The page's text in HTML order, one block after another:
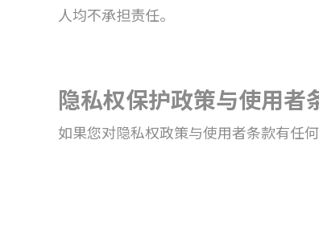
人均不承担责任。
隐私权保护政策与使用者
如果您对隐私权政策与使用者条款有任